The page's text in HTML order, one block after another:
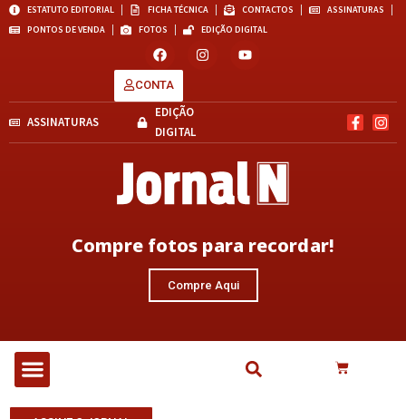
ESTATUTO EDITORIAL FICHA TÉCNICA CONTACTOS
ASSINATURAS
PONTOS DE VENDA
FOTOS EDIÇÃO DIGITAL
CONTA
ASSINATURAS
EDIÇÃO
DIGITAL
Compre fotos para recordar!
Compre Aqui